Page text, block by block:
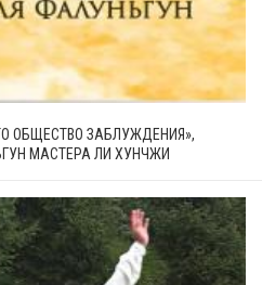
ОБЩЕСТВО ЗАБЛУЖДЕНИЯ»,
МАСТЕРА ЛИ ХУНЧЖИ